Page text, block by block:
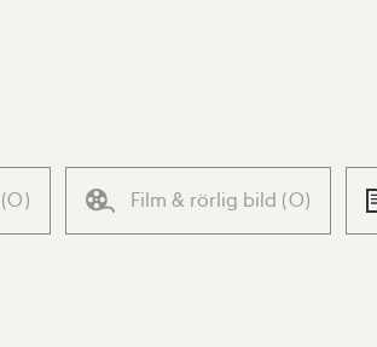
(0) Film & rörlig bild (0)